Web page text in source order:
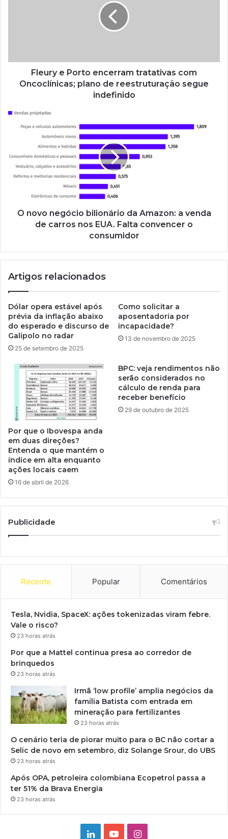
Fleury e Porto encerram tratativas com
Oncoclínicas; plano de reestruturação segue
indefinido
O novo negócio bilionário da Amazon: a venda
de carros nos EUA. Falta convencer o
consumidor
Artigos relacionados
Dólar opera estável após
prévia da inflação abaixo
do esperado e discurso de
Galípolo no radar
25 de setembro de 2025
Como solicitar a
aposentadoria por
incapacidade?
13 de novembro de 2025
Por que o Ibovespa anda
em duas direções?
Entenda o que mantém o
índice em alta enquanto
ações locais caem
16 de abril de 2026
BPC: veja rendimentos não
serão considerados no
cálculo de renda para
receber benefício
29 de outubro de 2025
Publicidade
Recente Popular Comentários
Tesla, Nvidia, SpaceX: ações tokenizadas viram febre.
Vale o risco?
23 horas atrás
Por que a Mattel continua presa ao corredor de
brinquedos
23 horas atrás
Irmã ‘low profile’ amplia negócios da
família Batista com entrada em
mineração para fertilizantes
23 horas atrás
O cenário teria de piorar muito para o BC não cortar a
Selic de novo em setembro, diz Solange Srour, do UBS
23 horas atrás
Após OPA, petroleira colombiana Ecopetrol passa a
ter 51% da Brava Energia
23 horas atrás
LinkedinYouTubeInstagram